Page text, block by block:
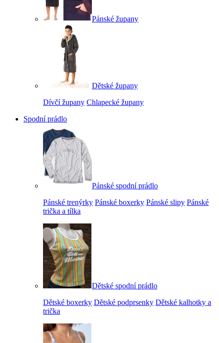
Pánské župany
Dětské župany
Dívčí župany Chlapecké župany
Spodní prádlo
Pánské spodní prádlo
Pánské trenýrky Pánské boxerky Pánské slipy Pánské
trička a tílka
Dětské spodní prádlo
Dětské boxerky Dětské podprsenky Dětské kalhotky a
trička